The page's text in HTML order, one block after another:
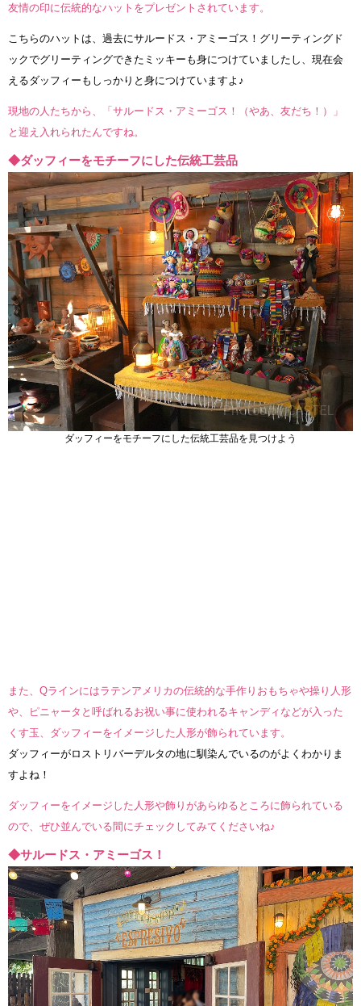
友情の印に伝統的なハットをプレゼントされています。
こちらのハットは、過去にサルードス・アミーゴス！グリーティングド
ックでグリーティングできたミッキーも身につけていましたし、現在会
えるダッフィーもしっかりと身につけていますよ♪
現地の人たちから、「サルードス・アミーゴス！（やあ、友だち！）」
と迎え入れられたんですね。
◆ダッフィーをモチーフにした伝統工芸品
ダッフィーをモチーフにした伝統工芸品を見つけよう
また、Qラインにはラテンアメリカの伝統的な手作りおもちゃや操り人形
や、ピニャータと呼ばれるお祝い事に使われるキャンディなどが入った
くす玉、ダッフィーをイメージした人形が飾られています。
ダッフィーがロストリバーデルタの地に馴染んでいるのがよくわかりま
すよね！
ダッフィーをイメージした人形や飾りがあらゆるところに飾られている
ので、ぜひ並んでいる間にチェックしてみてくださいね♪
◆サルードス・アミーゴス！